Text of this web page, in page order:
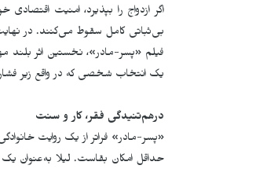
اگر ازدواج را بپذیرد، امنیت
بی‌ثباتی کامل سقوط می‌کنند. در
فیلم «پسر-مادر»، نخستین اثر بلند
یک انتخاب شخصی که در واقع زیر
درهم‌تنیدگی فقر، کار و سنت
«پسر-مادر» فراتر از یک روایت
حداقل امکان بقاست. لیلا به‌عنوان